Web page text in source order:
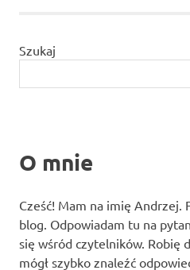
Szukaj
O mnie
Cześć! Mam na imię Andrzej.
blog. Odpowiadam tu na
się wśród czytelników. Robię
mógł szybko znaleźć